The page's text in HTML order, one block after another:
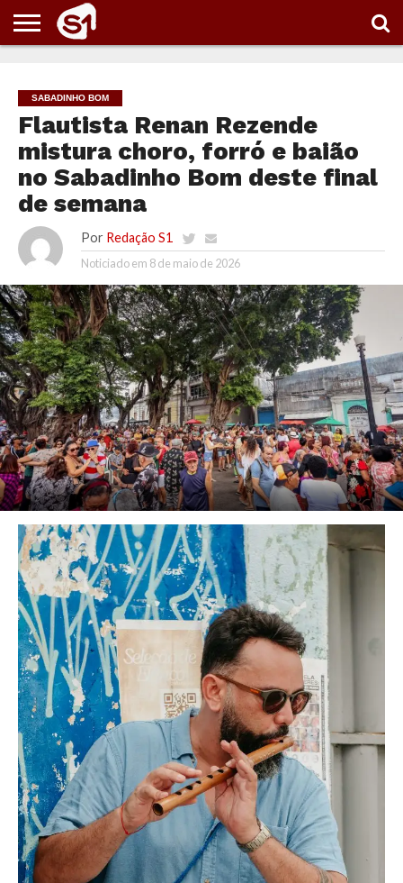
SABADINHO BOM
Flautista Renan Rezende
mistura choro, forró e baião
no Sabadinho Bom deste final
de semana
Por Redação S1
Noticiado em 8 de maio de 2026